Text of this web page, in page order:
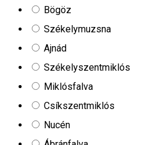
Bögöz
Székelymuzsna
Ajnád
Székelyszentmiklós
Miklósfalva
Csíkszentmiklós
Nucén
Holiday Cabins
Fedezzen fel egy mesés helyet
10 percre Csíkszeredától, ahol
szállás várja vendégeit egy
a természettel való
faluban található, ez a hely
mindennapi rohanás elől,